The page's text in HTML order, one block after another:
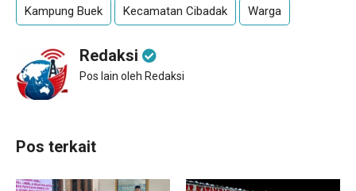
Kampung Buek Kecamatan Cibadak Warga
Redaksi
Pos lain oleh Redaksi
Pos terkait